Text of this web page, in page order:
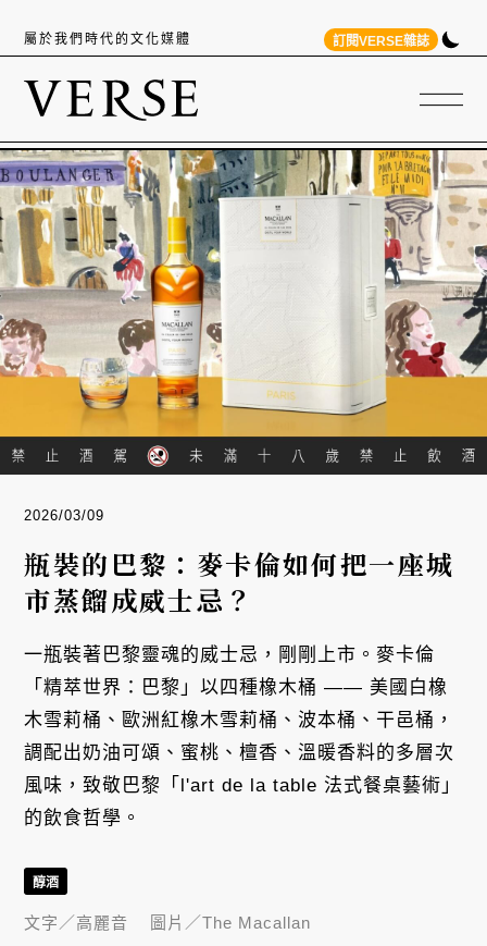
屬於我們時代的文化媒體 訂閱VERSE雜誌
2026/03/09
瓶裝的巴黎：麥卡倫如何把一座城
市蒸餾成威士忌？
一瓶裝著巴黎靈魂的威士忌，剛剛上市。麥卡倫
「精萃世界：巴黎」以四種橡木桶 —— 美國白橡
木雪莉桶、歐洲紅橡木雪莉桶、波本桶、干邑桶，
調配出奶油可頌、蜜桃、檀香、溫暖香料的多層次
風味，致敬巴黎「l'art de la table 法式餐桌藝術」
的飲食哲學。
醇酒
文字／高麗音 圖片／The Macallan